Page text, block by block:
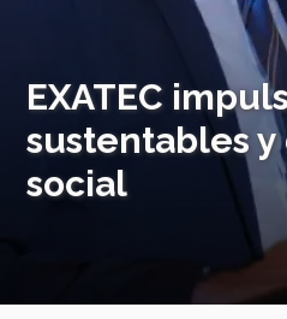
EXATEC
sustentables
social